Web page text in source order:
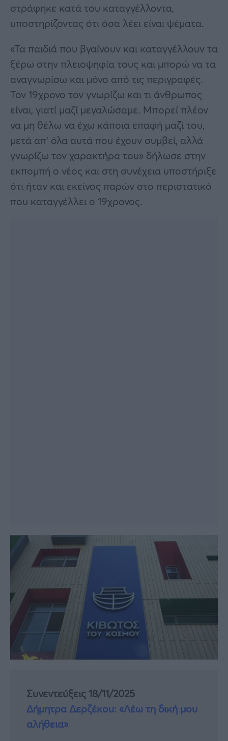
στράφηκε κατά του καταγγέλλοντα,
υποστηρίζοντας ότι όσα λέει είναι ψέματα.
«Τα παιδιά που βγαίνουν και καταγγέλλουν τα
ξέρω στην πλειοψηφία τους και μπορώ να τα
αναγνωρίσω και μόνο από τις περιγραφές.
Τον 19χρονο τον γνωρίζω και τι άνθρωπος
είναι, γιατί μαζί μεγαλώσαμε. Μπορεί πλέον
να μη θέλω να έχω κάποια επαφή μαζί του,
μετά απ’ όλα αυτά που έχουν συμβεί, αλλά
γνωρίζω τον χαρακτήρα του» δήλωσε στην
εκπομπή ο νέος και στη συνέχεια υποστήριξε
ότι ήταν και εκείνος παρών στο περιστατικό
που καταγγέλλει ο 19χρονος.
Συνεντεύξεις 18/11/2025
Δήμητρα Δερζέκου: «Λέω τη δική μου
αλήθεια»